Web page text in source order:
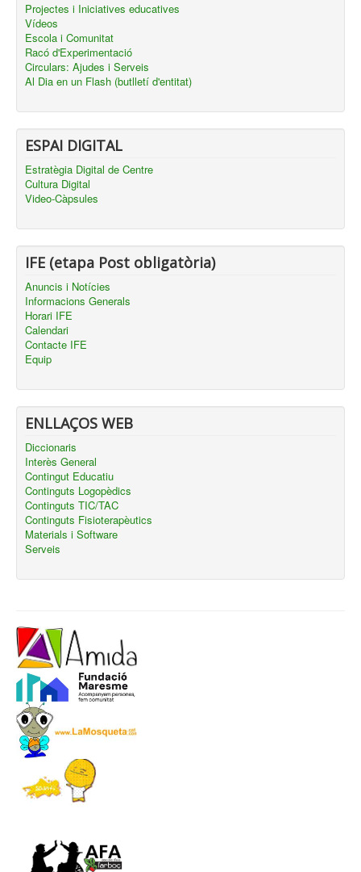
Projectes i Iniciatives educatives
Vídeos
Escola i Comunitat
Racó d'Experimentació
Circulars: Ajudes i Serveis
Al Dia en un Flash (butlletí d'entitat)
ESPAI DIGITAL
Estratègia Digital de Centre
Cultura Digital
Video-Càpsules
IFE (etapa Post obligatòria)
Anuncis i Notícies
Informacions Generals
Horari IFE
Calendari
Contacte IFE
Equip
ENLLAÇOS WEB
Diccionaris
Interès General
Contingut Educatiu
Continguts Logopèdics
Continguts TIC/TAC
Continguts Fisioterapèutics
Materials i Software
Serveis